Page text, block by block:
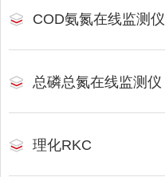
COD氨氮在线监测仪
总磷总氮在线监测仪
理化RKC